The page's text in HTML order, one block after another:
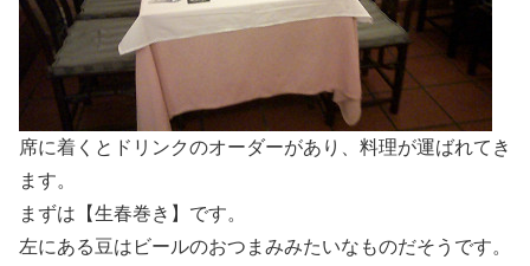
席に着くとドリンクのオーダーがあり、料理が運ばれてき
ます。
まずは【生春巻き】です。
左にある豆はビールのおつまみみたいなものだそうです。